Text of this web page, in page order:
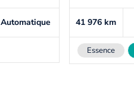
Automatique 41 976km
Essence